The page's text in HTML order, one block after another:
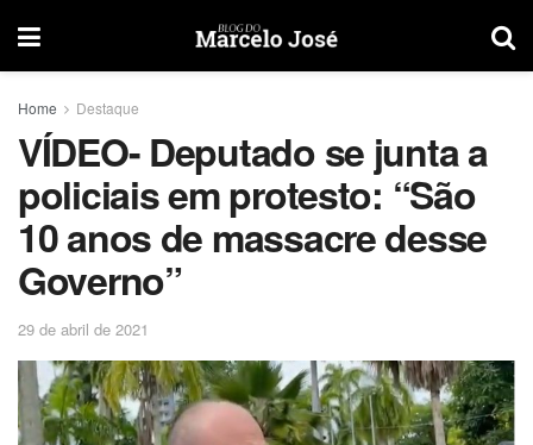
Home Destaque
VÍDEO- Deputado se junta a
policiais em protesto: “São
10 anos de massacre desse
Governo”
29 de abril de 2021